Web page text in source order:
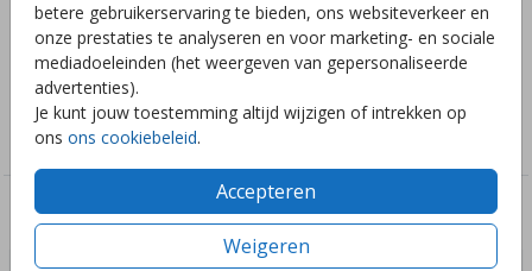
betere gebruikerservaring te bieden, ons websiteverkeer en
onze prestaties te analyseren en voor marketing- en sociale
mediadoeleinden (het weergeven van gepersonaliseerde
advertenties).
Je kunt jouw toestemming altijd wijzigen of intrekken op
ons ons cookiebeleid.
Accepteren
Weigeren
Geboortekaartje met aardetinten beige aardbeien fruit
stipjes.
Collectie
Meisjes
Deze ontwerpen vind je misschien ook leuk